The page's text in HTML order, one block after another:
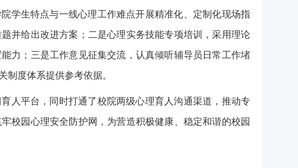
学生特点与一线心理工作难点开展精准化、定制化现场指
并给出改进方案；二是心理实务技能专项培训，采用理论
力；三是工作意见征集交流，认真倾听辅导员日常工作堵
制度体系提供参考依据。
人平台，同时打通了校院两级心理育人沟通渠道，推动专
校园心理安全防护网，为营造积极健康、稳定和谐的校园